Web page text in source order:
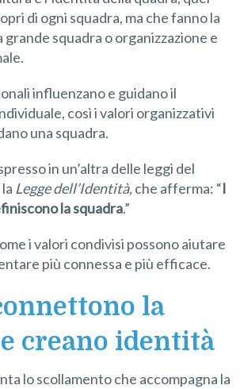
di ogni squadra, ma che fanno la
squadra o organizzazione e
influenzano e guidano il
così i valori organizzativi
una squadra.
in un’altra delle leggi del
la Legge dell’Identità,che afferma: “I
la squadra.”
i valori condivisi possono aiutare
più connessa e più efficace.
la
creano identità
lo scollamento che accompagna la